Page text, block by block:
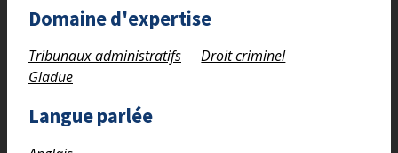
Domaine d'expertise
Tribunaux administratifs
Droit criminel
Gladue
Langue parlée